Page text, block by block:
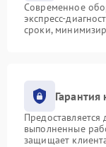
Современное
экспресс-
сроки,
Гарантия
выполненные
защищает